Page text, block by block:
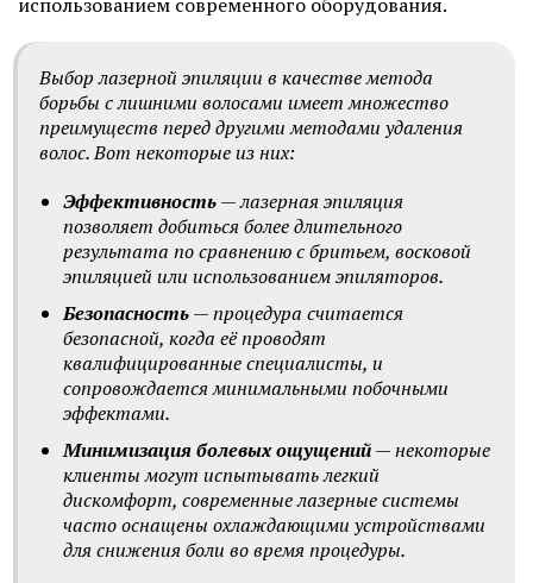
Выбор лазерной эпиляции в качестве метода
борьбы с лишними волосами имеет множество
преимуществ перед другими методами удаления
волос. Вот некоторые из них:
Эффективность— лазерная эпиляция
позволяет добиться более длительного
результата по сравнению с бритьем, восковой
эпиляцией или использованием эпиляторов.
Безопасность— процедура считается
безопасной, когда её проводят
квалифицированные специалисты, и
сопровождается минимальными побочными
эффектами.
Минимизация болевых ощущений— некоторые
клиенты могут испытывать легкий
дискомфорт, современные лазерные системы
часто оснащены охлаждающими устройствами
для снижения боли во время процедуры.